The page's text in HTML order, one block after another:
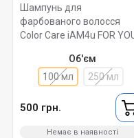
Шампунь для
фарбованого волосся
Color Care iAM4u FOR YOU -
Об'єм
100 мл
250 мл
500 грн.
Немає в наявності